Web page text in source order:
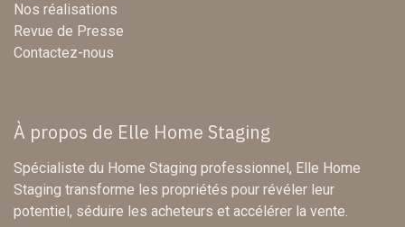
Nos réalisations
Revue de Presse
Contactez-nous
À propos de Elle Home Staging
Spécialiste du Home Staging professionnel, Elle Home
Staging transforme les propriétés pour révéler leur
potentiel, séduire les acheteurs et accélérer la vente.